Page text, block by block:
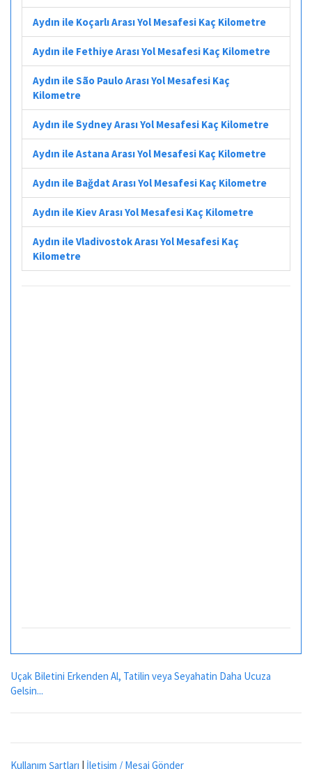
Aydın ile Koçarlı Arası Yol Mesafesi Kaç Kilometre
Aydın ile Fethiye Arası Yol Mesafesi Kaç Kilometre
Aydın ile São Paulo Arası Yol Mesafesi Kaç
Kilometre
Aydın ile Sydney Arası Yol Mesafesi Kaç Kilometre
Aydın ile Astana Arası Yol Mesafesi Kaç Kilometre
Aydın ile Bağdat Arası Yol Mesafesi Kaç Kilometre
Aydın ile Kiev Arası Yol Mesafesi Kaç Kilometre
Aydın ile Vladivostok Arası Yol Mesafesi Kaç
Kilometre
Uçak Biletini Erkenden Al, Tatilin veya Seyahatin Daha Ucuza
Gelsin...
Kullanım Şartları | İletişim / Mesaj Gönder